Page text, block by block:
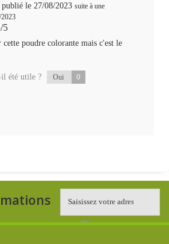
publié le 27/08/2023 suite à une
5
poudre colorante mais c'est le
été utile ? Oui 0